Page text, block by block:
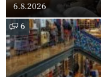
6.8.2026
6